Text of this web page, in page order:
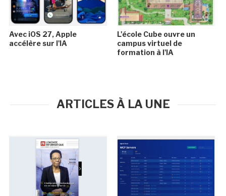
Avec iOS 27, Apple
accélère sur l'IA
L'école Cube ouvre un
campus virtuel de
formation à l'IA
ARTICLES À LA UNE